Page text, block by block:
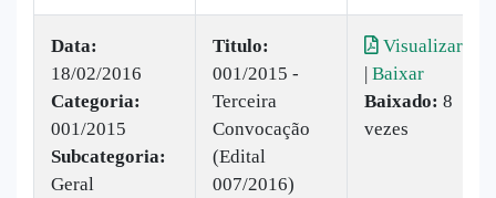
Data:
18/02/2016
Categoria:
001/2015
Subcategoria:
Geral
Titulo:
001/2015 -
Terceira
Convocação
(Edital
007/2016)
Visualizar
| Baixar
Baixado: 8
vezes